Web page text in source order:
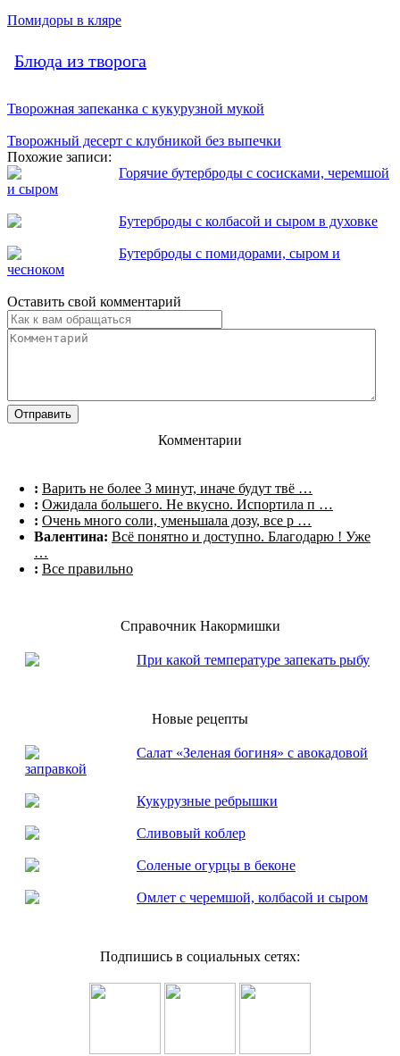
Помидоры в кляре
Блюда из творога
Творожная запеканка с кукурузной мукой
Творожный десерт с клубникой без выпечки
Похожие записи:
Горячие бутерброды с сосисками, черемшой
и сыром
Бутерброды с колбасой и сыром в духовке
Бутерброды с помидорами, сыром и
чесноком
Оставить свой комментарий
Комментарии
: Варить не более 3 минут, иначе будут твё …
: Ожидала большего. Не вкусно. Испортила п …
: Очень много соли, уменьшала дозу, все р …
Валентина: Всё понятно и доступно. Благодарю ! Уже
…
: Все правильно
Справочник Накормишки
При какой температуре запекать рыбу
Новые рецепты
Салат «Зеленая богиня» с авокадовой
заправкой
Кукурузные ребрышки
Сливовый коблер
Соленые огурцы в беконе
Омлет с черемшой, колбасой и сыром
Подпишись в социальных сетях: